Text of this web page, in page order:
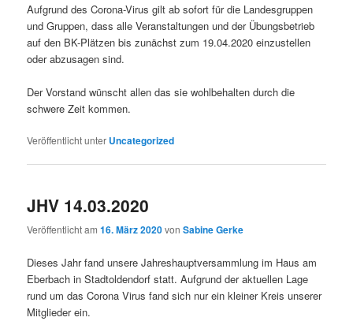
Aufgrund des Corona-Virus gilt ab sofort für die Landesgruppen
und Gruppen, dass alle Veranstaltungen und der Übungsbetrieb
auf den BK-Plätzen bis zunächst zum 19.04.2020 einzustellen
oder abzusagen sind.
Der Vorstand wünscht allen das sie wohlbehalten durch die
schwere Zeit kommen.
Veröffentlicht unter Uncategorized
JHV 14.03.2020
Veröffentlicht am16. März 2020vonSabine Gerke
Dieses Jahr fand unsere Jahreshauptversammlung im Haus am
Eberbach in Stadtoldendorf statt. Aufgrund der aktuellen Lage
rund um das Corona Virus fand sich nur ein kleiner Kreis unserer
Mitglieder ein.